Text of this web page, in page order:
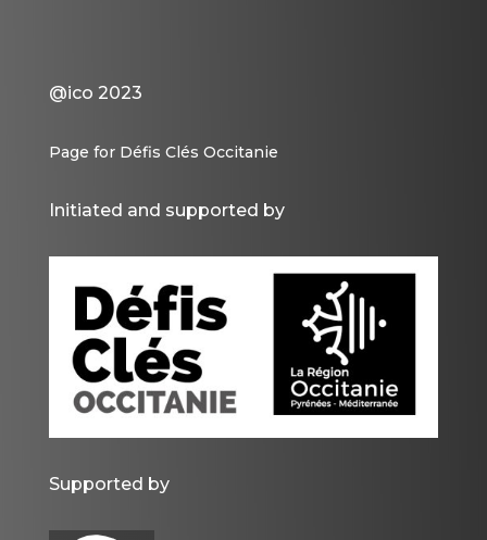
@ico 2023
Page for Défis Clés Occitanie
Initiated and supported by
Supported by